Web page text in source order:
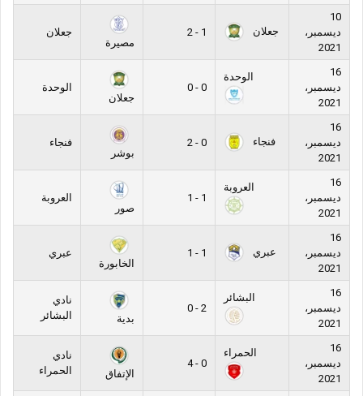
10
ديسمبر،
2021
جعلان
1 - 2
مصيرة
جعلان
16
ديسمبر،
2021
الوحدة
0 - 0
جعلان
الوحدة
16
ديسمبر،
2021
فنجاء
0 - 2
بوشر
فنجاء
16
ديسمبر،
2021
العروبة
1 - 1
صور
العروبة
16
ديسمبر،
2021
عبري
1 - 1
الخابورة
عبري
16
ديسمبر،
2021
البشائر
2 - 0
بدية
نادي
البشائر
16
ديسمبر،
2021
الحمراء
0 - 4
الإتفاق
نادي
الحمراء